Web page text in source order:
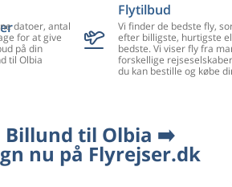
datoer, antal
for at give
på din
til Olbia
Flytilbud
Vi finder de bedste fly,
efter billigste, hurtigste
bedste. Vi viser fly fra
forskellige
du kan bestille og købe
Billund til Olbia ➡️
nu på Flyrejser.dk